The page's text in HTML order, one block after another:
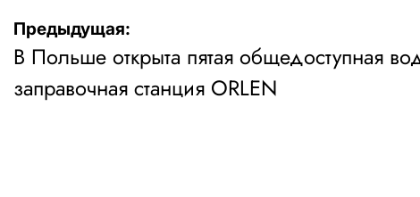
Навигация
по
записям
Предыдущая:
В Польше открыта пятая общедоступная
заправочная станция ORLEN